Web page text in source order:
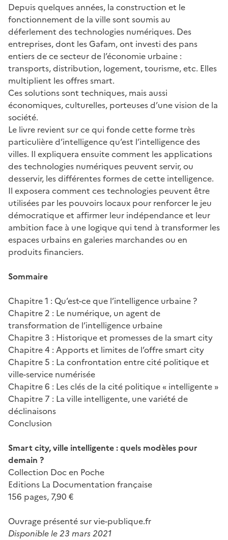
Depuis quelques années, la construction et le
fonctionnement de la ville sont soumis au
déferlement des technologies numériques. Des
entreprises, dont les Gafam, ont investi des pans
entiers de ce secteur de l’économie urbaine :
transports, distribution, logement, tourisme, etc. Elles
multiplient les offres smart.
Ces solutions sont techniques, mais aussi
économiques, culturelles, porteuses d’une vision de la
société.
Le livre revient sur ce qui fonde cette forme très
particulière d’intelligence qu’est l’intelligence des
villes. Il expliquera ensuite comment les applications
des technologies numériques peuvent servir, ou
desservir, les différentes formes de cette intelligence.
Il exposera comment ces technologies peuvent être
utilisées par les pouvoirs locaux pour renforcer le jeu
démocratique et affirmer leur indépendance et leur
ambition face à une logique qui tend à transformer les
espaces urbains en galeries marchandes ou en
produits financiers.
Sommaire
Chapitre 1 : Qu’est-ce que l’intelligence urbaine ?
Chapitre 2 : Le numérique, un agent de
transformation de l’intelligence urbaine
Chapitre 3 : Historique et promesses de la smart city
Chapitre 4 : Apports et limites de l’offre smart city
Chapitre 5 : La confrontation entre cité politique et
ville-service numérisée
Chapitre 6 : Les clés de la cité politique « intelligente »
Chapitre 7 : La ville intelligente, une variété de
déclinaisons
Conclusion
Smart city, ville intelligente : quels modèles pour
demain ?
Collection Doc en Poche
Editions La Documentation française
156 pages, 7,90 €
Ouvrage présenté sur vie-publique.fr
Disponible le 23 mars 2021